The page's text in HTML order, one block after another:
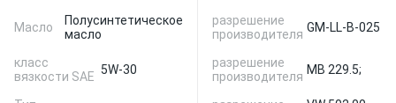
Масло
Полусинтетическое
масло
класс
вязкости SAE 5W-30
разрешение
производителя GM-LL-B-025
разрешение
производителя MB 229.5;